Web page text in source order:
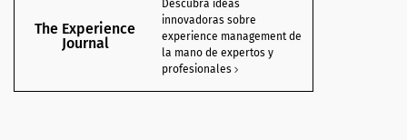
The Experience
Journal
Descubra ideas
innovadoras sobre
experience management de
la mano de expertos y
profesionales